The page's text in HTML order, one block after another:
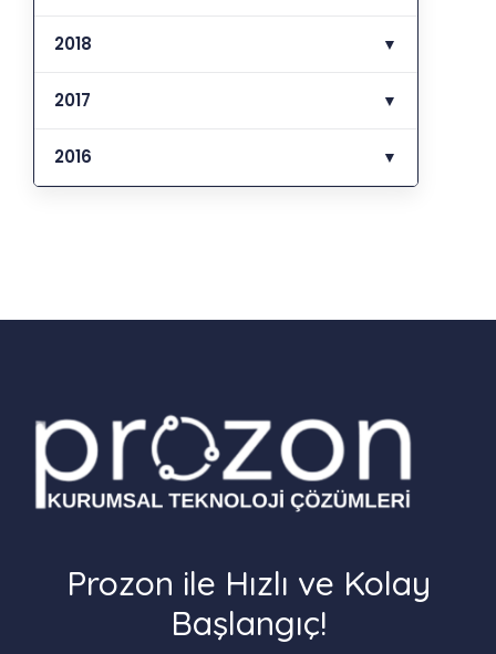
2018 ▼
2017 ▼
2016 ▼
Prozon ile Hızlı ve Kolay
Başlangıç!